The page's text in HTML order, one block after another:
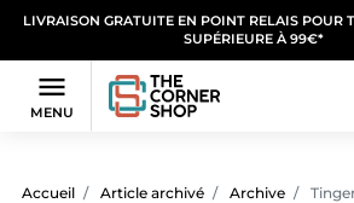
LIVRAISON GRATUITE EN POINT RELAIS POUR
SUPÉRIEURE À 99€*

MENU
Accueil Article archivé Archive